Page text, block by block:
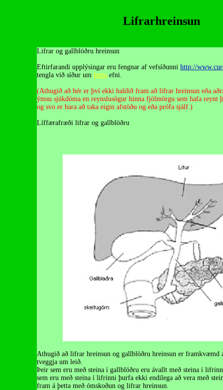
Lifrarhreinsun
Lifrar og gallblöðru hreinsun
Eftirfarandi upplýsingar eru fengnar af vefsíðunni http://
tengla við síður um þetta efni.
(Athugið að hér er því ekki haldið fram að lifrar hreinsun eða
ýmsu sjúkdóma en reynslusögur hinna fjölmörgu sem hafa reynt
og svo er bara að taka eigin afstöðu og eða prófa sjálf.)
Líffærafræði lifrar og gallblöðru
Athugið að lifrar hreinsun og gallblöðru hreinsun er framkvæmd
tveggja um leið.
Þeir sem eru með steina í gallblöðru eru ávallt með steina í
sem eru með steina í lifrinni þurfa ekki endilega að vera með
fram á þetta með ómskoðun og lifrar hreinsun.